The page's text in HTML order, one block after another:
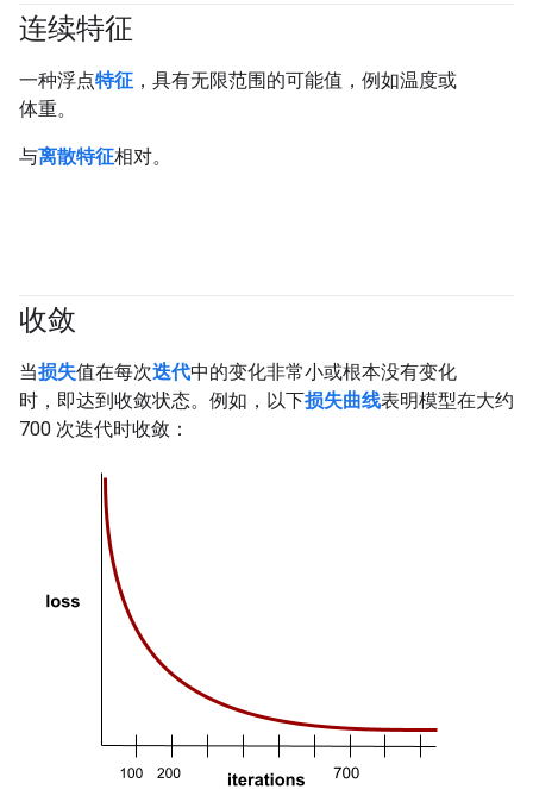
连续特征
一种浮点特征 ，具有无限范围的可能值，例如温度或
体重。
与离散特征相对。
收敛
当损失值在每次迭代中的变化非常小或根本没有变化
时，即达到收敛状态。例如，以下损失曲线表明模型在大约
700 次迭代时收敛：